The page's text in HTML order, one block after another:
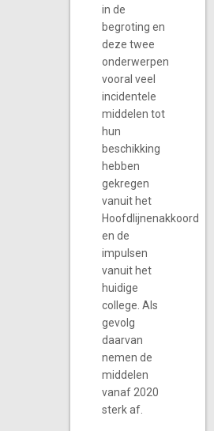
in de
begroting en
deze twee
onderwerpen
vooral veel
incidentele
middelen tot
hun
beschikking
hebben
gekregen
vanuit het
Hoofdlijnenakkoord
en de
impulsen
vanuit het
huidige
college. Als
gevolg
daarvan
nemen de
middelen
vanaf 2020
sterk af.